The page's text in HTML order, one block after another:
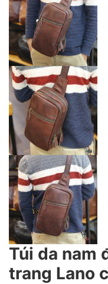
Túi da nam
trang Lano